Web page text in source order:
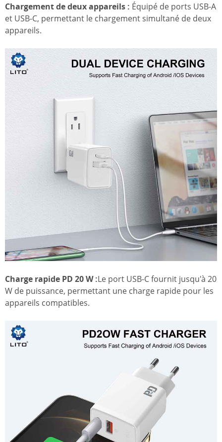
Chargement de deux appareils : Équipé de ports USB-A
et USB-C, permettant le chargement simultané de deux
appareils.
Charge rapide PD 20 W :Le port USB-C fournit jusqu'à 20
W de puissance, permettant une charge rapide pour les
appareils compatibles.